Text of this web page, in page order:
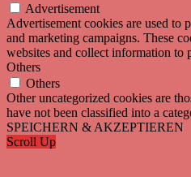
Advertisement
Advertisement cookies are used to
and marketing campaigns. These
websites and collect information to
Others
Others
Other uncategorized cookies are
have not been classified into a
SPEICHERN & AKZEPTIEREN
Scroll Up